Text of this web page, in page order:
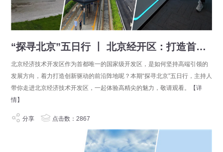
“探寻北京”五日行 丨 北京经开区：打造首都高精尖产业主阵地
北京经济技术开发区作为首都唯一的国家级开发区，是如何坚持高端引领的
发展方向，着力打造创新驱动的前沿阵地呢？本期“探寻北京”五日行，主持人
带你走进北京经济技术开发区，一起体验高精尖的魅力，敬请观看。
【详
情】
分享 点击数：2867